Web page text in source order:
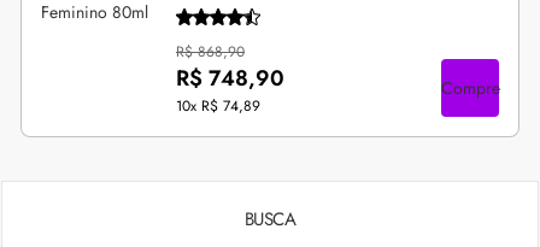
R$ 868,90
R$ 748,90
10x R$ 74,89
Compre
BUSCA